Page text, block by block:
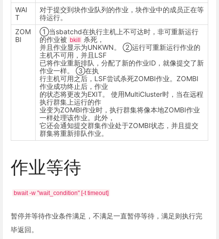
WAI
T
对于提交到块作业队列的作业，块作业中的成员正在等
待运行。
ZOM
BI
①当sbatchd在执行主机上不可达时，非可重新运行
的作业被 bkill 杀死，
并且作业显示为UNKWN。 ②运行可重新运行作业的
主机不可用，并且LSF
已将作业重新排队，分配了新的作业ID，就像提交了新
作业一样。 ③在执
行主机可用之后，LSF尝试杀死ZOMBI作业。ZOMBI
作业成功终止后，作业
的状态将更改为EXIT。 使用MultiCluster时，当在远程
执行群集上运行的作
业变为ZOMBI作业时，执行群集将像本地ZOMBI作业
一样处理该作业。此外，
它还会通知提交群集作业处于ZOMBI状态，并且提交
群集将重新排队作业。
作业等待
bwait -w "wait_condition" [-t timeout]
暂停并等待作业条件满足，不满足一直暂停等待，满足则执行完
毕返回。